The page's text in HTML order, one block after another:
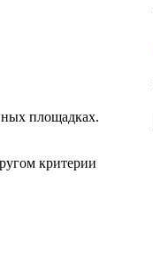
площадках.
критерии